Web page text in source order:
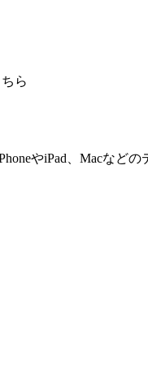
ら
やiPad、Macなど